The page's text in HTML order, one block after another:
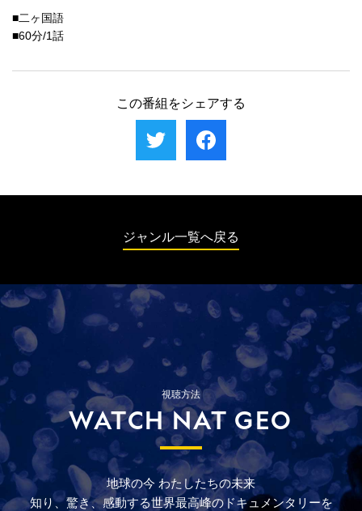
■二ヶ国語
■60分/1話
この番組をシェアする
ジャンル一覧へ戻る
視聴方法
WATCH NAT GEO
地球の今 わたしたちの未来
知り、驚き、感動する世界最高峰のドキュメンタリーを